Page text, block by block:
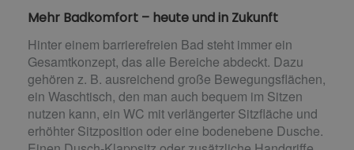
Mehr Badkomfort – heute und in Zukunft
Hinter einem barrierefreien Bad steht immer ein
Gesamtkonzept, das alle Bereiche abdeckt. Dazu
gehören z. B. ausreichend große Bewegungsflächen,
ein Waschtisch, den man auch bequem im Sitzen
nutzen kann, ein WC mit verlängerter Sitzfläche und
erhöhter Sitzposition oder eine bodenebene Dusche.